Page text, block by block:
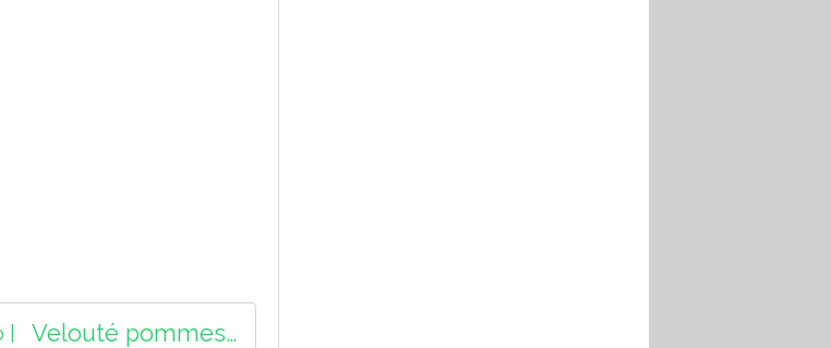
Velouté pommes de terre carottes cookeo |